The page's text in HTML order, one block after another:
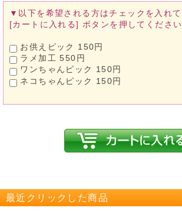
▼以下を希望される方はチェックを入れて
[カートに入れる] ボタンを押してください
お供えピック 150円
ラメ加工 550円
ワンちゃんピック 150円
ネコちゃんピック 150円
最近クリックした商品